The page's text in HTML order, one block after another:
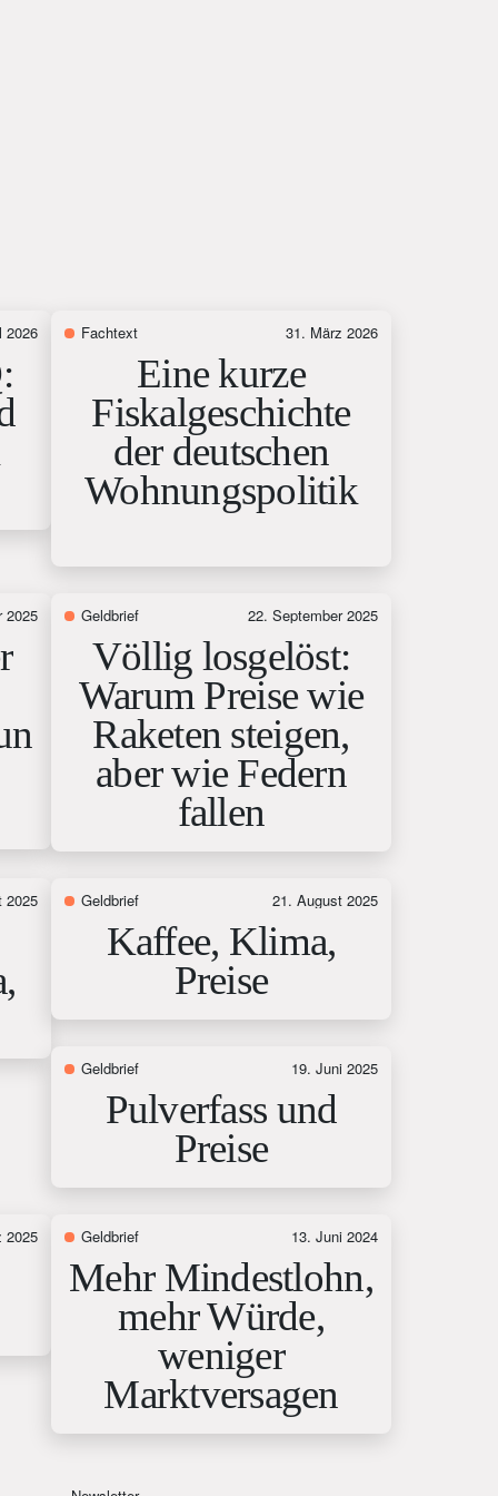
2026 Fachtext 31. März 2026
Eine kurze
Fiskalgeschichte
der deutschen
Wohnungspolitik
2025 Geldbrief 22. September 2025
Völlig losgelöst:
Warum Preise wie
Raketen steigen,
aber wie Federn
fallen
2025 Geldbrief 21. August 2025
Kaffee, Klima,
Preise
Geldbrief 19. Juni 2025
Pulverfass und
Preise
2025 Geldbrief 13. Juni 2024
Mehr Mindestlohn,
mehr Würde,
weniger
Marktversagen